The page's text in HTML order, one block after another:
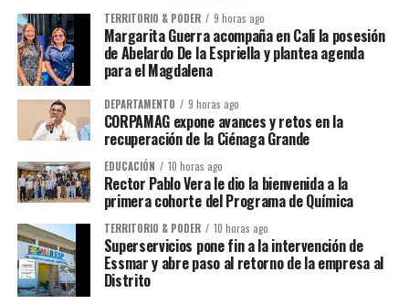
TERRITORIO & PODER 9 horas ago
Margarita Guerra acompaña en Cali la posesión
de Abelardo De la Espriella y plantea agenda
para el Magdalena
DEPARTAMENTO 9 horas ago
CORPAMAG expone avances y retos en la
recuperación de la Ciénaga Grande
EDUCACIÓN 10 horas ago
Rector Pablo Vera le dio la bienvenida a la
primera cohorte del Programa de Química
TERRITORIO & PODER 10 horas ago
Superservicios pone fin a la intervención de
Essmar y abre paso al retorno de la empresa al
Distrito